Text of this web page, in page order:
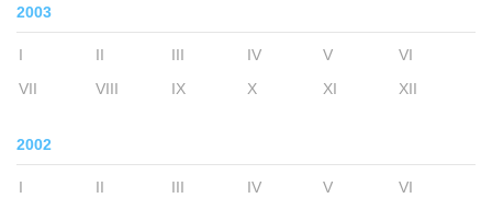
2003
I II III IV V
VI
VII
VIII IX X XI XII
2002
I II III IV V
VI